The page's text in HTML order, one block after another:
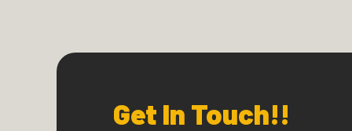
Get In Touch!!